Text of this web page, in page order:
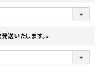
送いたします。
(